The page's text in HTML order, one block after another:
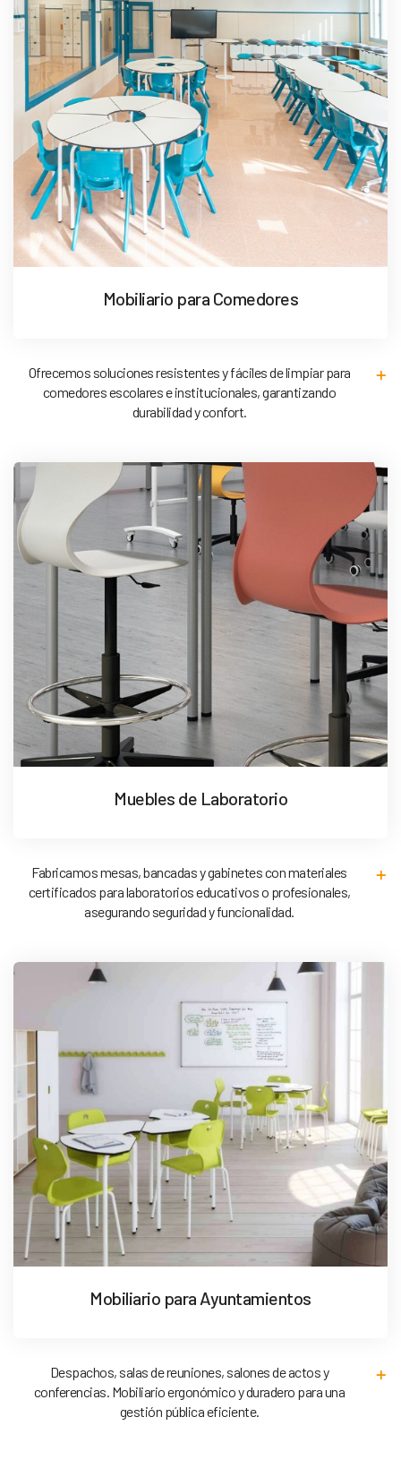
Mobiliario para Comedores
Ofrecemos soluciones resistentes y fáciles de limpiar para
comedores escolares e institucionales, garantizando
durabilidad y confort.
Muebles de Laboratorio
Fabricamos mesas, bancadas y gabinetes con materiales
certificados para laboratorios educativos o profesionales,
asegurando seguridad y funcionalidad.
Mobiliario para Ayuntamientos
Despachos, salas de reuniones, salones de actos y
conferencias. Mobiliario ergonómico y duradero para una
gestión pública eficiente.